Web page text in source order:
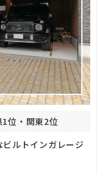
1位・関東2位
ルトインガレージ